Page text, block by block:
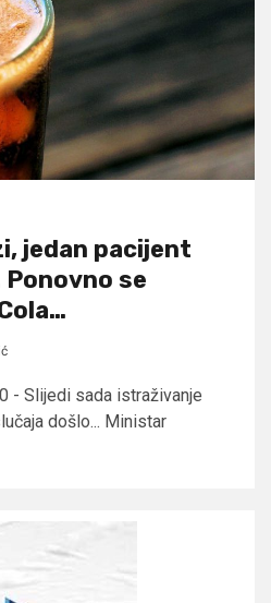
jedan pacijent
se
- Slijedi sada istraživanje
došlo... Ministar